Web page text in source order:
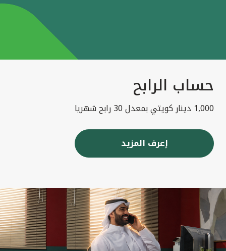
حساب الرابح
1,000 دينار كويتي بمعدل 30 رابح شهريا
إعرف المزيد